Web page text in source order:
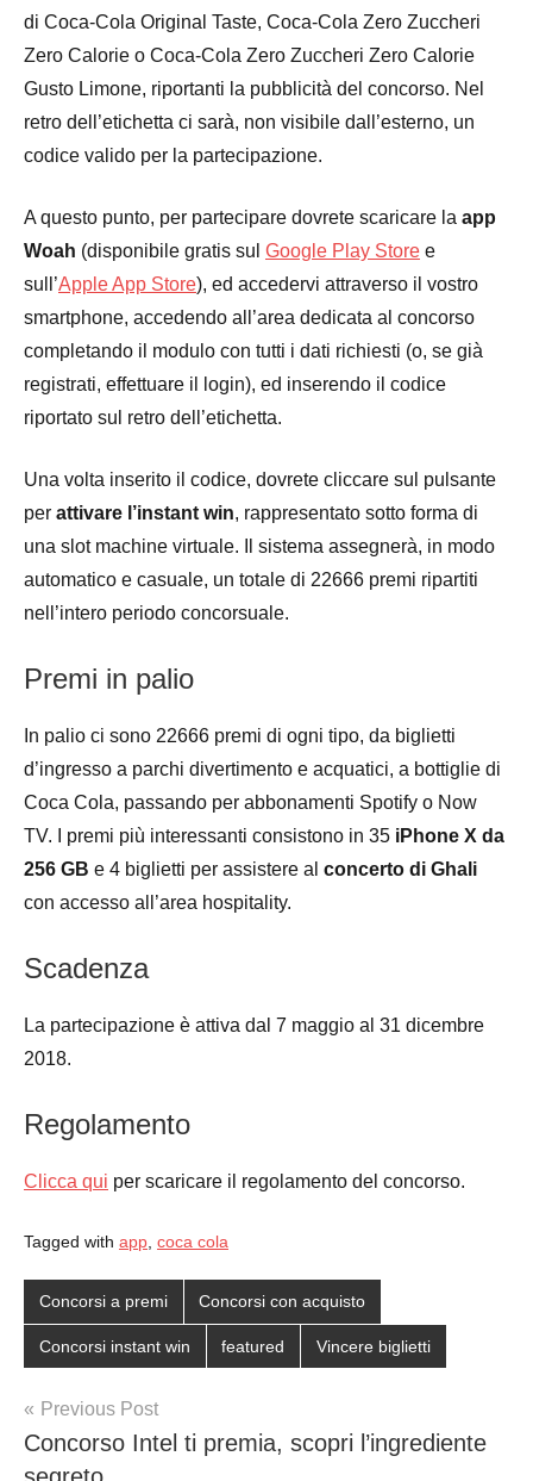
di Coca-Cola Original Taste, Coca-Cola Zero Zuccheri
Zero Calorie o Coca-Cola Zero Zuccheri Zero Calorie
Gusto Limone, riportanti la pubblicità del concorso. Nel
retro dell’etichetta ci sarà, non visibile dall’esterno, un
codice valido per la partecipazione.
A questo punto, per partecipare dovrete scaricare la app
Woah (disponibile gratis sul Google Play Store e
sull’Apple App Store), ed accedervi attraverso il vostro
smartphone, accedendo all’area dedicata al concorso
completando il modulo con tutti i dati richiesti (o, se già
registrati, effettuare il login), ed inserendo il codice
riportato sul retro dell’etichetta.
Una volta inserito il codice, dovrete cliccare sul pulsante
per attivare l’instant win, rappresentato sotto forma di
una slot machine virtuale. Il sistema assegnerà, in modo
automatico e casuale, un totale di 22666 premi ripartiti
nell’intero periodo concorsuale.
Premi in palio
In palio ci sono 22666 premi di ogni tipo, da biglietti
d’ingresso a parchi divertimento e acquatici, a bottiglie di
Coca Cola, passando per abbonamenti Spotify o Now
TV. I premi più interessanti consistono in 35 iPhone X da
256 GB e 4 biglietti per assistere al concerto di Ghali
con accesso all’area hospitality.
Scadenza
La partecipazione è attiva dal 7 maggio al 31 dicembre
2018.
Regolamento
Clicca qui per scaricare il regolamento del concorso.
Tagged with app coca cola
Concorsi a premi Concorsi con acquisto
Concorsi instant win featured Vincere biglietti
Post
navigation
Previous Post
Concorso Intel ti premia, scopri l’ingrediente